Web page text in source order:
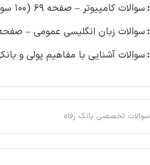
سوالات کامپیوتر – صفحه 69 (100 سوال)
سوالات زبان انگلیسی عمومی – صفحه 99 (95
سوالات آشنایی با مفاهیم پولی و بانکی و
سوالات تخصصی بانک رفاه